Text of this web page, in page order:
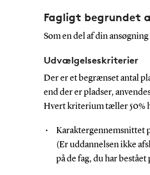
Fagligt begrundet
Som en del af din
Udvælgelseskriterier
Der er et begrænset antal
end der er pladser,
Hvert kriterium tæller 50%
Karaktergennemsnittet
(Er uddannelsen ikke
på de fag, du har